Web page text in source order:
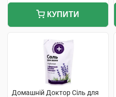
КУПИТИ
Домашній Доктор Сіль для